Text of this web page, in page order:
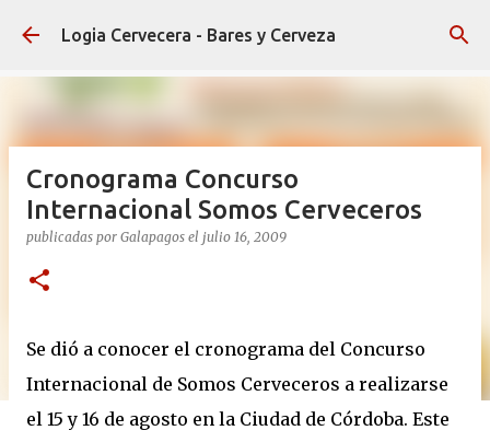
Ir al contenido principal
Logia Cervecera - Bares y Cerveza
Cronograma Concurso
Internacional Somos Cerveceros
publicadas por Galapagos el julio 16, 2009
Se dió a conocer el cronograma del Concurso
Internacional de Somos Cerveceros a realizarse
el 15 y 16 de agosto en la Ciudad de Córdoba. Este